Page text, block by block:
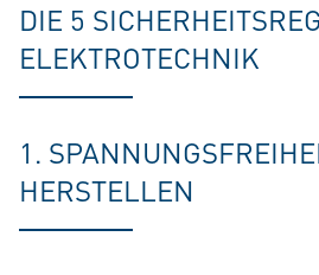
DIE 5
ELEKTROTECHNIK
1.
HERSTELLEN